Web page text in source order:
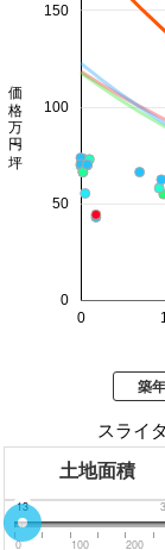
0
0
50
100
150
価格 万円/坪
築
スライ
土地面積
0
13
0 100 200